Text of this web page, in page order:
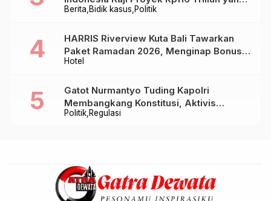
Berita Bidik kasus Politik
Baru Sampai Bandung
Hotel
HARRIS Riverview Kuta Bali Tawarkan
Paket Ramadan 2026, Menginap Bonus
Takjil hingga Bukber Mulai Rp88.888
Politik Regulasi
Gatot Nurmantyo Tuding Kapolri
Membangkang Konstitusi, Aktivis
Tegaskan Polri Tak Punya Sejarah